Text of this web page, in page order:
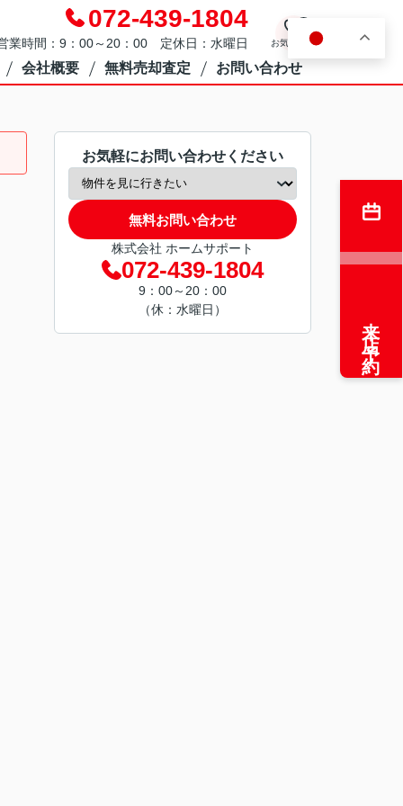
072-439-1804
業時間：9：00～20：00 定休日：水曜日 お気に入り
会社概要 無料売却査定 お問い合わせ
お気軽にお問い合わせください
無料お問い合わせ
株式会社 ホームサポート
072-439-1804
9：00～20：00
（休：水曜日）
来店予約